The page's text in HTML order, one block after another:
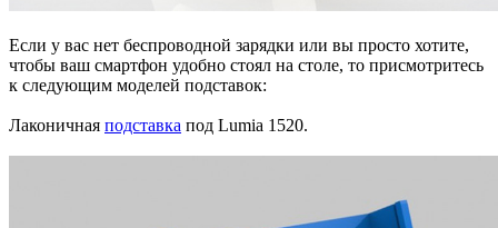
Если у вас нет беспроводной зарядки или вы просто хотите,
чтобы ваш смартфон удобно стоял на столе, то присмотритесь
к следующим моделей подставок:
Лаконичная подставка под Lumia 1520.